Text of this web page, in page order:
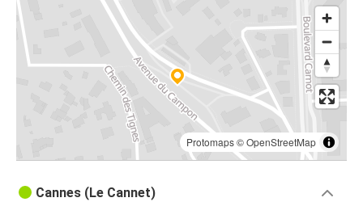
Protomaps©OpenStreetMap
Cannes (Le Cannet)